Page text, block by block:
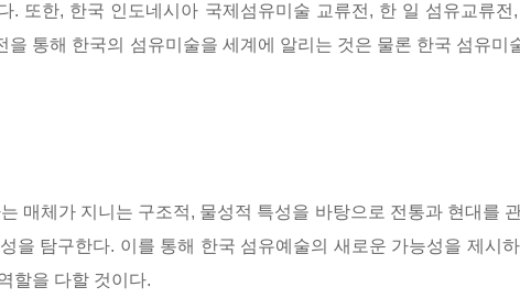
. 또한, 한국 인도네시아 국제섬유미술 교류전, 한 일 섬유교류
을 통해 한국의 섬유미술을 세계에 알리는 것은 물론 한국 섬유미
매체가 지니는 구조적, 물성적 특성을 바탕으로 전통과 현대를
을 탐구한다. 이를 통해 한국 섬유예술의 새로운 가능성을 제시
할을 다할 것이다.